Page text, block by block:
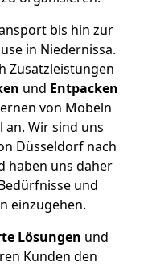
bis hin zur
in Niedernissa.
Zusatzleistungen
und Entpacken
von Möbeln
an. Wir sind uns
Düsseldorf nach
haben uns daher
und
einzugehen.
Lösungen und
Kunden den